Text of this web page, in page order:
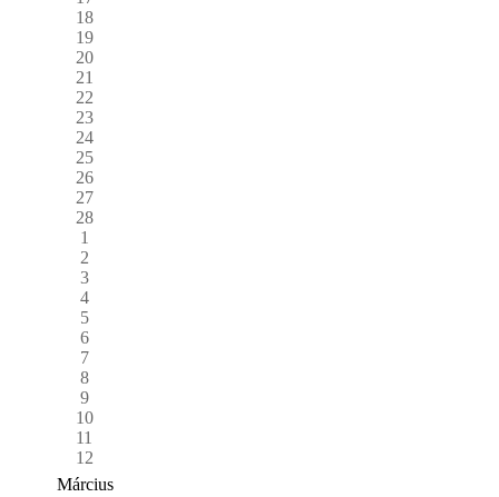
18
19
20
21
22
23
24
25
26
27
28
1
2
3
4
5
6
7
8
9
10
11
12
Március